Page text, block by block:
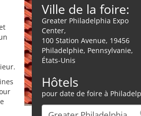
Ville de la foire:
Greater Philadelphia Expo
Center,
100 Station Avenue, 19456
Philadelphie, Pennsylvanie,
États-Unis
Hôtels
pour date de foire à